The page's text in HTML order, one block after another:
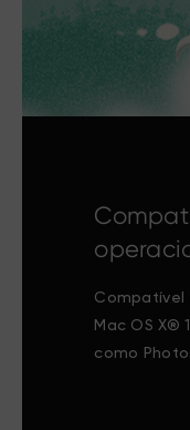
Compatível
Mac OS X®
como